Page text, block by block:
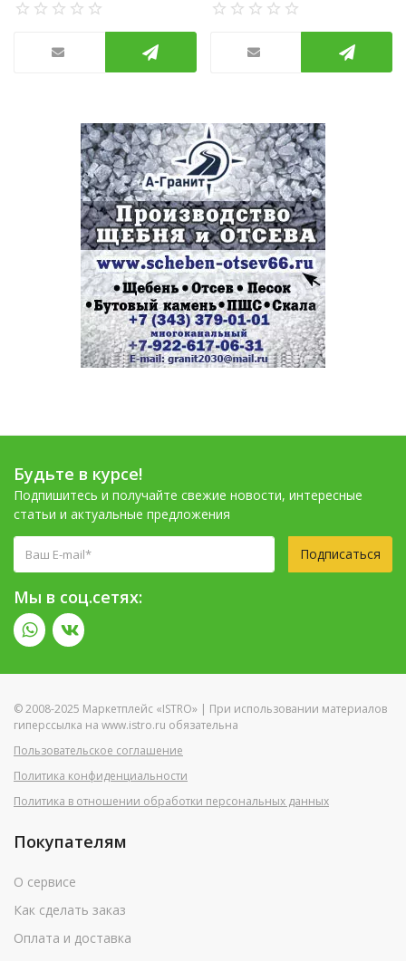
Будьте в курсе!
Подпишитесь и получайте свежие новости, интересные
статьи и актуальные предложения
Подписаться
Мы в соц.сетях:
© 2008-2025 Маркетплейс «ISTRO» | При использовании материалов
гиперссылка на www.istro.ru обязательна
Пользовательское соглашение
Политика конфиденциальности
Политика в отношении обработки персональных данных
Покупателям
О сервисе
Как сделать заказ
Оплата и доставка